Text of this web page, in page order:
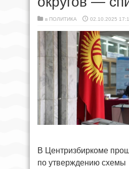
в ПОЛИТИКА 02.10.2025
В Центризбиркоме
по утверждению схемы